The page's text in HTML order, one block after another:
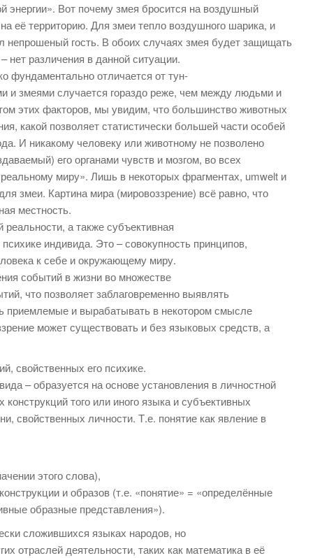
энергии». Вот почему змея бросится на воздушный
её территорию. Для змеи тепло воздушного шарика, и
непрошеный гость. В обоих случаях змея будет защищать
нет различения в данной ситуации.
фундаментально отличается от тун-
змеями случается гораздо реже, чем между людьми и
этих факторов, мы увидим, что большинство животных
какой позволяет статистически большей части особей
И никакому человеку или животному не позволено
его органами чувств и мозгом, во всех
миру». Лишь в некоторых фрагментах, umwelt и
змеи. Картина мира (мировоззрение) всё равно, что
местность.
а также субъективная
индивида. Это – совокупность принципов,
к себе и окружающему миру.
событий в жизни во множестве
что позволяет заблаговременно выявлять
приемлемые и вырабатывать в некотором смысле
может существовать и без языковых средств, а
свойственных его психике.
– образуется на основе установления в личностной
того или иного языка и субъективных
свойственных личности. Т.е. понятие как явление в
этого слова),
и образов (т.е. «понятие» = «определённые
образные представления»).
сложившихся языках народов, но
отраслей деятельности, таких как математика в её